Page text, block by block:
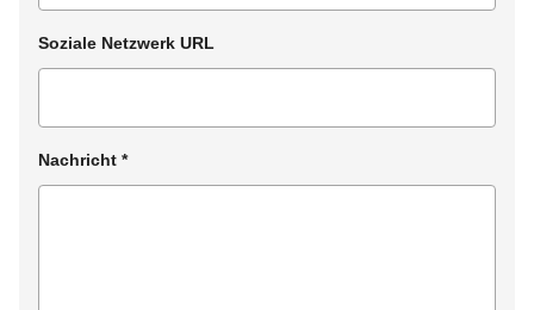
Soziale Netzwerk URL
Nachricht *